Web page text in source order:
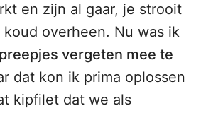
en zijn al gaar, je strooit
koud overheen. Nu was ik
vergeten mee te
dat kon ik prima oplossen
kipfilet dat we als